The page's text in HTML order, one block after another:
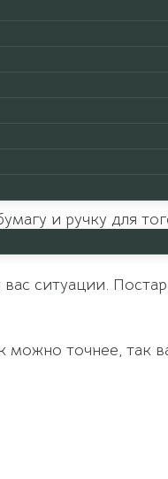
как можно
не обязательно.
и ручку для
ситуации.
можно точнее, так